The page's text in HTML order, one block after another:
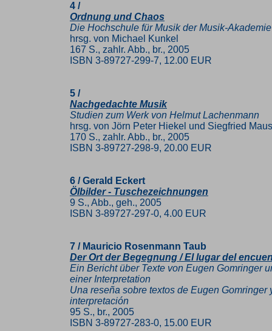
4 /
Ordnung und Chaos
Die Hochschule für Musik der Musik-
hrsg. von Michael Kunkel
167 S., zahlr. Abb., br., 2005
ISBN 3-89727-299-7, 12.00 EUR
5 /
Nachgedachte Musik
Studien zum Werk von Helmut Lachenmann
hrsg. von Jörn Peter Hiekel und Siegfried
170 S., zahlr. Abb., br., 2005
ISBN 3-89727-298-9, 20.00 EUR
6 / Gerald Eckert
Ölbilder - Tuschezeichnungen
9 S., Abb., geh., 2005
ISBN 3-89727-297-0, 4.00 EUR
7 / Mauricio Rosenmann Taub
Der Ort der Begegnung / El lugar del
Ein Bericht über Texte von Eugen Gomringer
einer Interpretation
Una reseña sobre textos de Eugen
interpretación
95 S., br., 2005
ISBN 3-89727-283-0, 15.00 EUR